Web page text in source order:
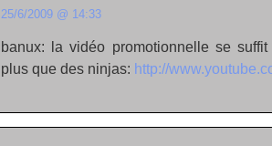
25/6/2009 @ 14:33
banux: la vidéo promotionnelle se
plus que des ninjas: http://